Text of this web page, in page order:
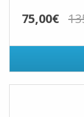
75,00€